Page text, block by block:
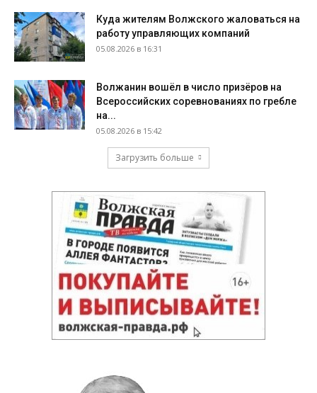
Куда жителям Волжского жаловаться на
работу управляющих компаний
05.08.2026 в 16:31
Волжанин вошёл в число призёров на
Всероссийских соревнованиях по гребле
на...
05.08.2026 в 15:42
Загрузить больше